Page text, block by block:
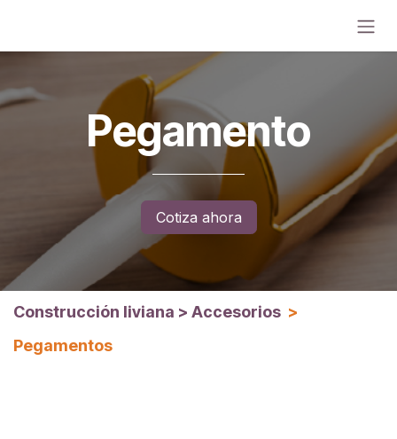
Pegamento
Cotiza ahora
Construcción liviana > Accesorios >
Pegamentos